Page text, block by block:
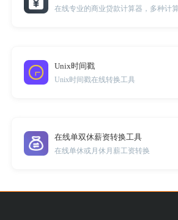
Unix时间戳
Unix时间戳在线转换工具
在线单双休薪资转换工具
在线单休或月休月薪工资转换